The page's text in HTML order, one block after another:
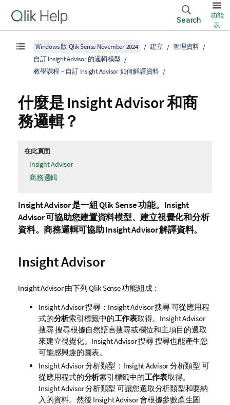
Search
功能
表
Windows 版 Qlik Sense November 2024 建立
管理資料
自訂 Insight Advisor 的邏輯模型
教學課程 – 自訂 Insight Advisor 如何解譯資料
什麼是 Insight Advisor和商
務邏輯？
在此頁面
Insight Advisor
商務邏輯
Insight Advisor 是一組 Qlik Sense功能。 Insight
Advisor可協助您建置資料模型、建立視覺化和分析
資料。商務邏輯可協助Insight Advisor解譯資料。
Insight Advisor
Insight Advisor由下列Qlik Sense功能組成：
Insight Advisor 搜尋： Insight Advisor 搜尋 可從應用程
式的分析索引標籤中的工作表取得。 Insight Advisor
搜尋搜尋根據自然語言搜尋或欄位和主項目的選取
來建立視覺化。 Insight Advisor 搜尋搜尋也能產生您
可能感興趣的圖表。
Insight Advisor 分析類型 ： Insight Advisor 分析類型 可
從應用程式的分析索引標籤中的工作表取得。
Insight Advisor 分析類型 可讓您選取分析類型和要納
入的資料。然後 Insight Advisor會根據參數產生圖